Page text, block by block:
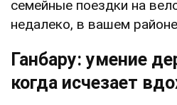
семейные поездки на
недалеко, в вашем
Ганбару: умение
когда исчезает